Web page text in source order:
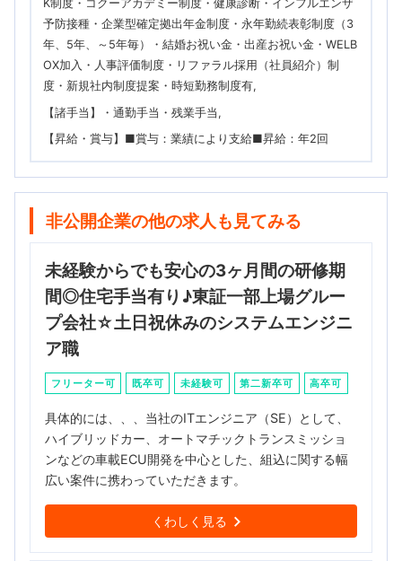
K制度・コクーアカデミー制度・健康診断・インフルエンザ
予防接種・企業型確定拠出年金制度・永年勤続表彰制度（3
年、5年、～5年毎）・結婚お祝い金・出産お祝い金・WELB
OX加入・人事評価制度・リファラル採用（社員紹介）制
度・新規社内制度提案・時短勤務制度有
【諸手当】・通勤手当・残業手当
【昇給・賞与】■賞与：業績により支給■昇給：年2回
非公開企業の他の求人も見てみる
未経験からでも安心の3ヶ月間の研修期
間◎住宅手当有り♪東証一部上場グルー
プ会社☆土日祝休みのシステムエンジニ
ア職
フリーター可 既卒可 未経験可 第二新卒可 高卒可
具体的には、、、当社のITエンジニア（SE）として、
ハイブリッドカー、オートマチックトランスミッショ
ンなどの車載ECU開発を中心とした、組込に関する幅
広い案件に携わっていただきます。
くわしく見る